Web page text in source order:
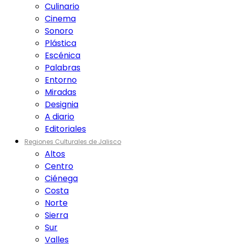
Culinario
Cinema
Sonoro
Plástica
Escénica
Palabras
Entorno
Miradas
Designia
A diario
Editoriales
Regiones Culturales de Jalisco
Altos
Centro
Ciénega
Costa
Norte
Sierra
Sur
Valles